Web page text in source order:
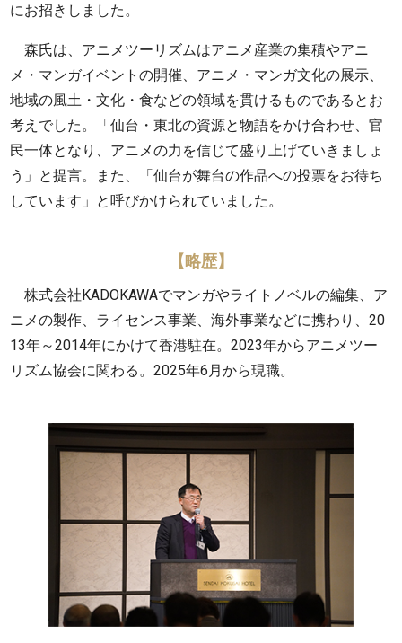
にお招きしました。
森氏は、アニメツーリズムはアニメ産業の集積やアニ
メ・マンガイベントの開催、アニメ・マンガ文化の展示、
地域の風土・文化・食などの領域を貫けるものであるとお
考えでした。「仙台・東北の資源と物語をかけ合わせ、官
民一体となり、アニメの力を信じて盛り上げていきましょ
う」と提言。また、「仙台が舞台の作品への投票をお待ち
しています」と呼びかけられていました。
【略歴】
株式会社KADOKAWAでマンガやライトノベルの編集、ア
ニメの製作、ライセンス事業、海外事業などに携わり、20
13年～2014年にかけて香港駐在。2023年からアニメツー
リズム協会に関わる。2025年6月から現職。